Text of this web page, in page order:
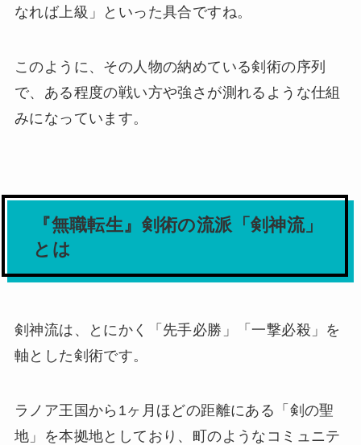
なれば上級」といった具合ですね。
このように、その人物の納めている剣術の序列
で、ある程度の戦い方や強さが測れるような仕組
みになっています。
『無職転生』剣術の流派「剣神流」
とは
剣神流は、とにかく「先手必勝」「一撃必殺」を
軸とした剣術です。
ラノア王国から1ヶ月ほどの距離にある「剣の聖
地」を本拠地としており、町のようなコミュニテ